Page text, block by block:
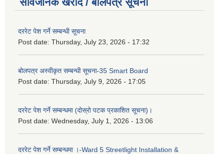
दररेट पेश गर्ने सम्बन्धी सूचना
Post date: Thursday, July 23, 2026 - 17:32
बोलपत्र अस्वीकृत सम्बन्धी सूचना-35 Smart Board
Post date: Thursday, July 9, 2026 - 17:05
दररेट पेश गर्ने सम्बन्धमा (दाेस्राे पटक प्रकाशित सूचना)।
Post date: Wednesday, July 1, 2026 - 13:06
दररेट पेश गर्ने सम्बन्धमा ।-Ward 5 Streetlight Installation &